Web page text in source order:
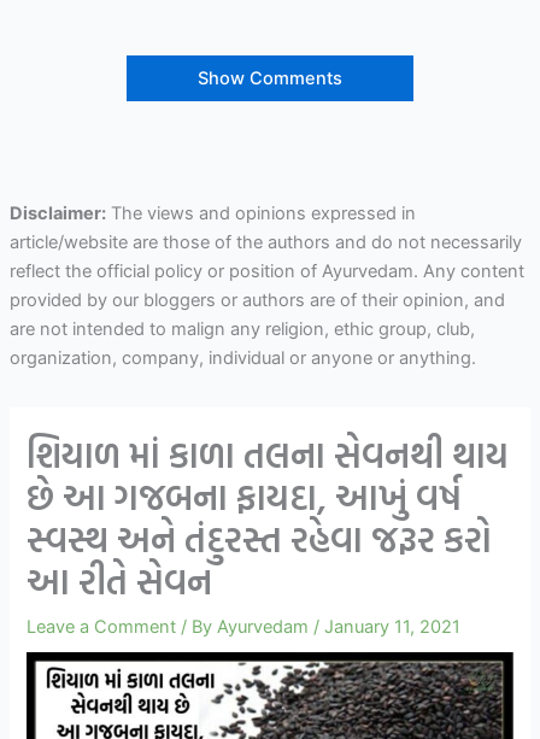
Show Comments
Disclaimer:The views and opinions expressed in
article/website are those of the authors and do not necessarily
reflect the official policy or position of Ayurvedam. Any content
provided by our bloggers or authors are of their opinion, and
are not intended to malign any religion, ethic group, club,
organization, company, individual or anyone or anything.
શિયાળ માં કાળા તલના સેવનથી થાય
છે આ ગજબના ફાયદા, આખું વર્ષ
સ્વસ્થ અને તંદુરસ્ત રહેવા જરૂર કરો
આ રીતે સેવન
Leave a Comment / ByAyurvedam /January 11, 2021